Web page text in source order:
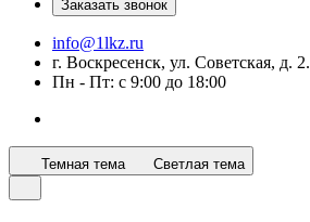
Заказать звонок
info@1lkz.ru
г. Воскресенск, ул. Советская, д. 2.
Пн - Пт: с 9:00 до 18:00
Темная тема Светлая тема